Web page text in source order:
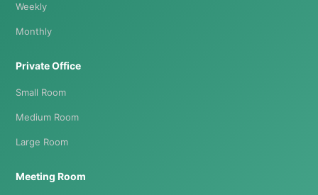
Weekly
Monthly
Private Office
Small Room
Medium Room
Large Room
Meeting Room